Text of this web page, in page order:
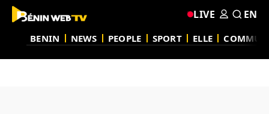
BENIN NEWS PEOPLE SPORT ELLE
LIVE EN